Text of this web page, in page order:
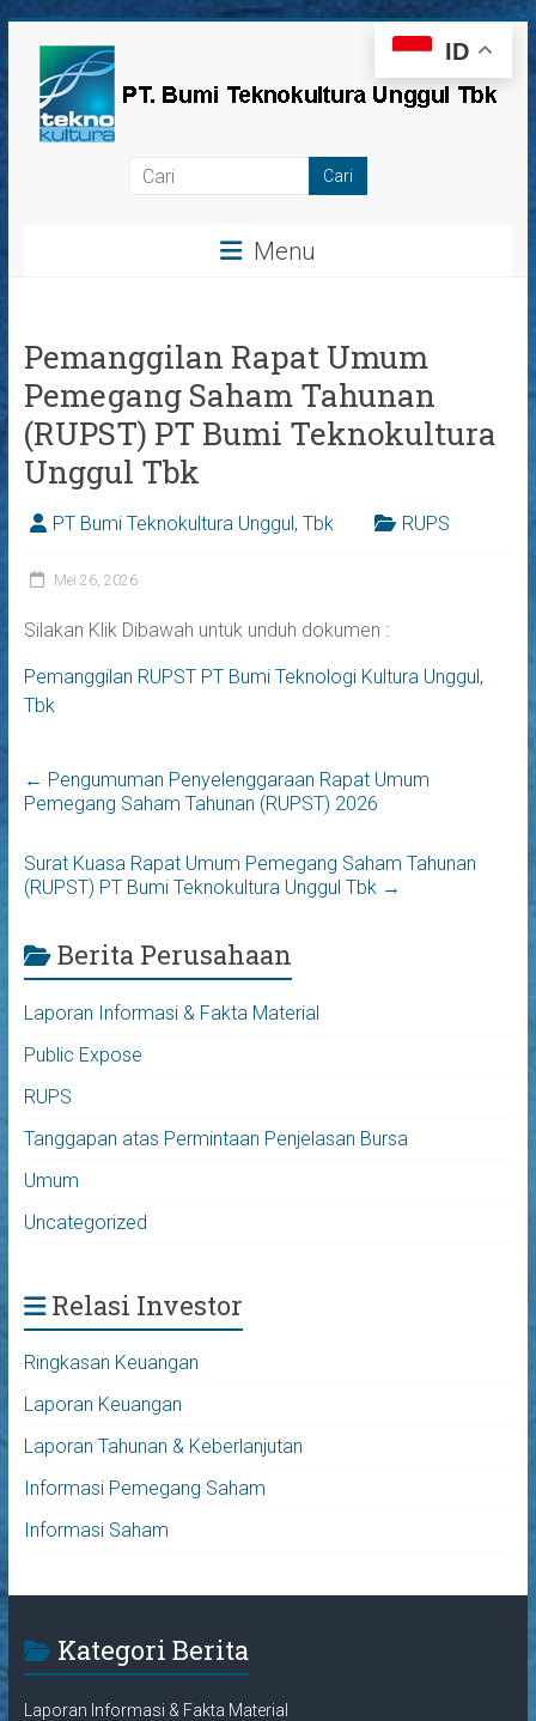
content
Teknokultura
Tbk
Menu
Pemanggilan Rapat Umum
Pemegang Saham Tahunan
(RUPST) PT Bumi Teknokultura
Unggul Tbk
PT Bumi Teknokultura Unggul, Tbk RUPS
Mei 26, 2026
Silakan Klik Dibawah untuk unduh dokumen :
Pemanggilan RUPST PT Bumi Teknologi Kultura Unggul,
Tbk
← Pengumuman Penyelenggaraan Rapat Umum
Pemegang Saham Tahunan (RUPST) 2026
Surat Kuasa Rapat Umum Pemegang Saham Tahunan
(RUPST) PT Bumi Teknokultura Unggul Tbk →
Berita Perusahaan
Laporan Informasi & Fakta Material
Public Expose
RUPS
Tanggapan atas Permintaan Penjelasan Bursa
Umum
Uncategorized
Relasi Investor
Ringkasan Keuangan
Laporan Keuangan
Laporan Tahunan & Keberlanjutan
Informasi Pemegang Saham
Informasi Saham
Kategori Berita
Laporan Informasi & Fakta Material
ID